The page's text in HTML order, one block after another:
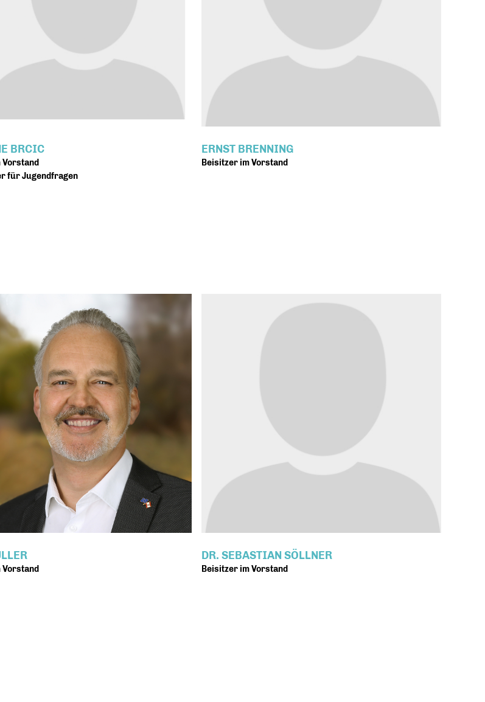
BRCIC
Vorstand
für Jugendfragen
ERNST BRENNING
Beisitzer im Vorstand
Vorstand
DR. SEBASTIAN SÖLLNER
Beisitzer im Vorstand